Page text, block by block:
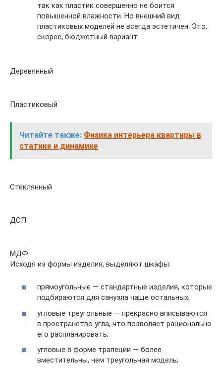
так как пластик совершенно не боится
повышенной влажности. Но внешний вид
пластиковых моделей не всегда эстетичен. Это,
скорее, бюджетный вариант.
Деревянный
Пластиковый
Читайте также: Физика интерьера квартиры в
статике и динамике
Стеклянный
ДСП
МДФ
Исходя из формы изделия, выделяют шкафы:
прямоугольные — стандартные изделия, которые
подбираются для санузла чаще остальных;
угловые треугольные — прекрасно вписываются
в пространство угла, что позволяет рационально
его распланировать;
угловые в форме трапеции — более
вместительны, чем треугольная модель;